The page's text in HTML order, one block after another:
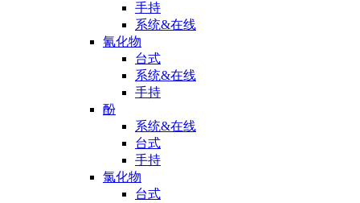
手持
系统&在线
氰化物
台式
系统&在线
手持
酚
系统&在线
台式
手持
氯化物
台式